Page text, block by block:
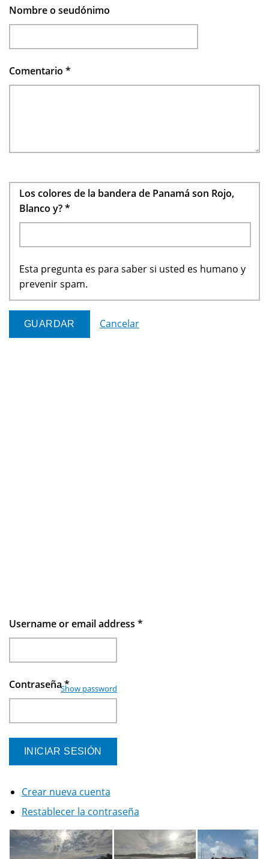
Nombre o seudónimo
Comentario *
Los colores de la bandera de Panamá son Rojo,
Blanco y?*
Esta pregunta es para saber si usted es humano y
prevenir spam.
Cancelar
Username or email address *
Contraseña*
Show password
Crear nueva cuenta
Restablecer la contraseña